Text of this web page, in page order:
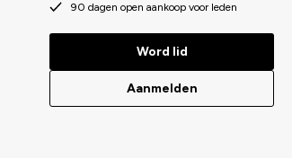
90 dagen open aankoop voor leden
Word lid
Aanmelden